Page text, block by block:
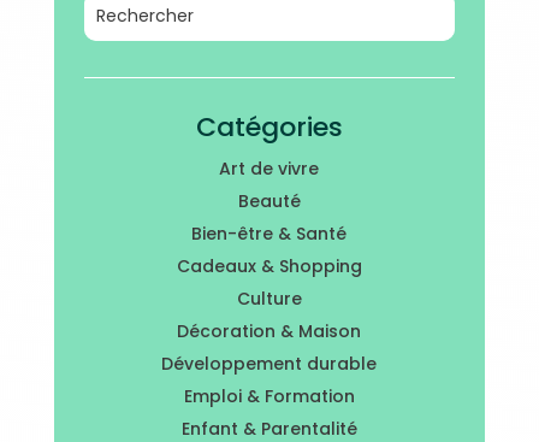
Catégories
Art de vivre
Beauté
Bien-être & Santé
Cadeaux & Shopping
Culture
Décoration & Maison
Développement durable
Emploi & Formation
Enfant & Parentalité